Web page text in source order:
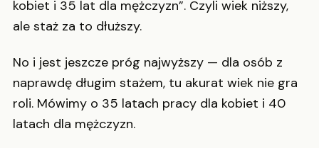
kobiet i 35 lat dla mężczyzn”. Czyli wiek niższy,
ale staż za to dłuższy.
No i jest jeszcze próg najwyższy — dla osób z
naprawdę długim stażem, tu akurat wiek nie gra
roli. Mówimy o 35 latach pracy dla kobiet i 40
latach dla mężczyzn.